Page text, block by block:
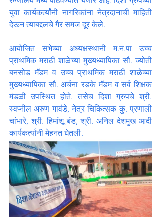
युवा कार्यकर्त्यांनी नागरिकांना नेत्रदानाची माहिती
देऊन त्याबद्दलचे गैर समज दूर केले.
आयोजित सभेच्या अध्यक्षस्थानी म.न.पा उच्च
प्राथमिक मराठी शाळेच्या मुख्यध्यापिका सौ. ज्योती
बनसोड मॅडम व उच्च प्राथमिक मराठी शाळेच्या
मुख्यध्यापिका सौ. अर्चना रडके मॅडम व सर्व शिक्षक
मंडळी उपस्थित होते. तसेच दिशा ग्रुपचे श्री.
स्वप्नील अरुण गावंडे, नेत्र चिकित्सक कु. प्रणाली
चांभारे, श्री. हिमांशू बंड, श्री. अनिल देशमुख आदी
कार्यकर्त्यांनी मेहनत घेतली.